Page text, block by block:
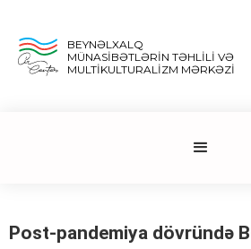
BEYNƏLXALQ
MÜNASİBƏTLƏRİN TƏHLİLİ VƏ
MULTİKULTURALİZM MƏRKƏZİ
Post-pandemiya dövründə